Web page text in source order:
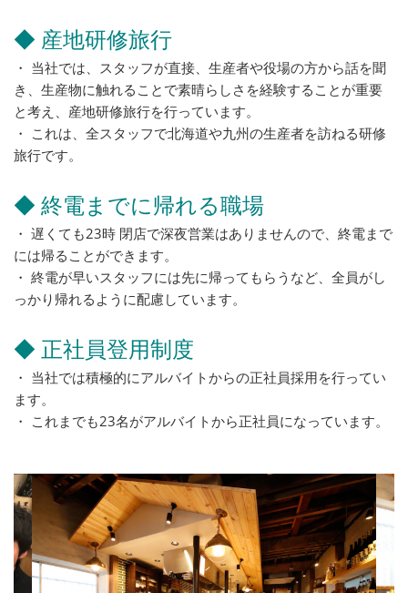
◆ 産地研修旅行
・ 当社では、スタッフが直接、生産者や役場の方から話を聞
き、生産物に触れることで素晴らしさを経験することが重要
と考え、産地研修旅行を行っています。
・ これは、全スタッフで北海道や九州の生産者を訪ねる研修
旅行です。
◆ 終電までに帰れる職場
・ 遅くても23時 閉店で深夜営業はありませんので、終電まで
には帰ることができます。
・ 終電が早いスタッフには先に帰ってもらうなど、全員がし
っかり帰れるように配慮しています。
◆ 正社員登用制度
・ 当社では積極的にアルバイトからの正社員採用を行ってい
ます。
・ これまでも23名がアルバイトから正社員になっています。